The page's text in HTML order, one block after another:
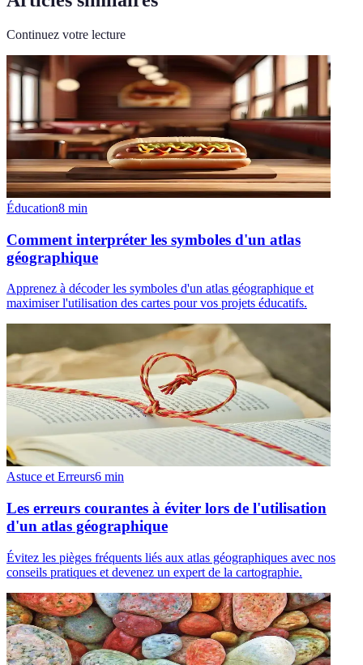
Continuez votre lecture
Éducation8 min
Comment interpréter les symboles d'un atlas
géographique
Apprenez à décoder les symboles d'un atlas géographique et
maximiser l'utilisation des cartes pour vos projets éducatifs.
Astuce et Erreurs6 min
Les erreurs courantes à éviter lors de l'utilisation
d'un atlas géographique
Évitez les pièges fréquents liés aux atlas géographiques avec nos
conseils pratiques et devenez un expert de la cartographie.